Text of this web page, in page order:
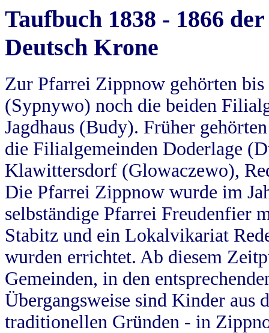
Taufbuch 1838 - 1866
Deutsch Krone
Zur Pfarrei Zippnow gehörten
(Sypnywo) noch die beiden
Jagdhaus (Budy). Früher
die Filialgemeinden Doderlage
Klawittersdorf (Glowaczewo),
Die Pfarrei Zippnow wurde im
selbständige Pfarrei Freudenfier
Stabitz und ein Lokalvikariat
wurden errichtet. Ab diesem
Gemeinden, in den
Übergangsweise sind Kinder aus
traditionellen Gründen - in